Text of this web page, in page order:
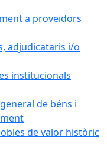
a proveïdors
adjudicataris i/o
institucionals
de béns i
de valor històric